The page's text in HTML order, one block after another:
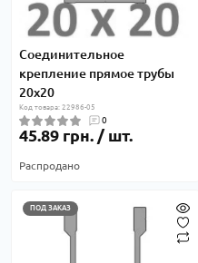
Соединительное
крепление прямое трубы
20х20
Код товара: 22986-05
0
45.89 грн. / шт.
Распродано
ПОД ЗАКАЗ